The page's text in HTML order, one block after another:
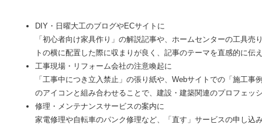
DIY・日曜大工のブログやECサイトに
「初心者向け家具作り」の解説記事や、ホームセンターの工具
トの横に配置した際に収まりが良く、記事のテーマを直感的に伝え
工事現場・リフォーム会社の注意喚起に
「工事中につき立入禁止」の張り紙や、Webサイトでの「施工
のアイコンと組み合わせることで、建設・建築関連のプロフェッ
修理・メンテナンスサービスの案内に
家電修理や自転車のパンク修理など、「直す」サービスの申し込